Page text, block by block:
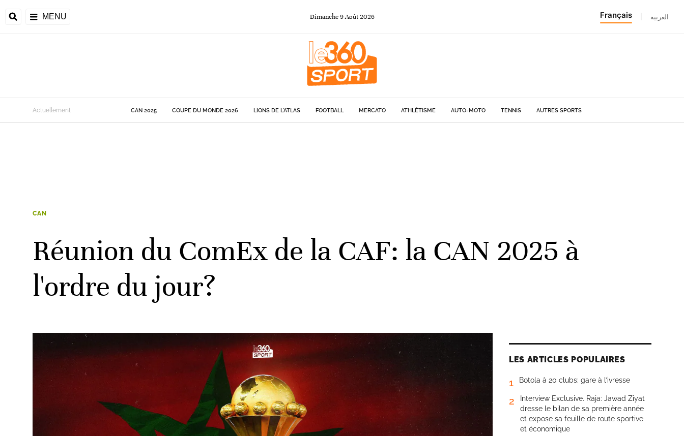
MENU Dimanche 9Août 2026 Français العربية
de la CAF
Actuellement CAN 2025 COUPE DU MONDE 2026 LIONS DE L'ATLAS FOOTBALL MERCATO ATHLÉTISME AUTO-MOTO TENNIS AUTRES SPORTS
CAN
Réunion du ComEx de la CAF: la CAN 2025 à
l'ordre du jour?
LES ARTICLES POPULAIRES
1 Botola à 20 clubs: gare à l’ivresse
2
Interview Exclusive. Raja: Jawad Ziyat
dresse le bilan de sa première année
et expose sa feuille de route sportive
et économique